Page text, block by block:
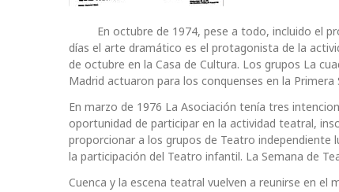
En octubre de 1974, pese a todo, incluido el
días el arte dramático es el protagonista de la
de octubre en la Casa de Cultura. Los grupos La
Madrid actuaron para los conquenses en la Primera
En marzo de 1976 La Asociación tenía tres
oportunidad de participar en la actividad teatral,
proporcionar a los grupos de Teatro independiente
la participación del Teatro infantil. La Semana de
Cuenca y la escena teatral vuelven a reunirse en el